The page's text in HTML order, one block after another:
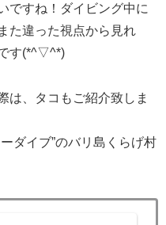
ですね！ダイビング中に
た違った視点から見れ
す(*^▽^*)
は、タコもご紹介致しま
ダイブ”のバリ島くらげ村